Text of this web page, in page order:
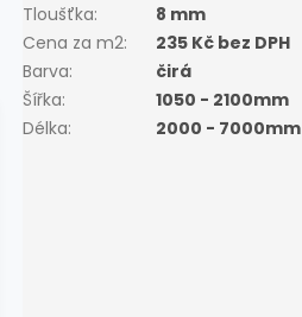
Tloušťka:
8 mm
Cena za m2:
235 Kč bez DPH
Barva:
čirá
Šířka:
1050 - 2100mm
Délka: 2000 - 7000mm